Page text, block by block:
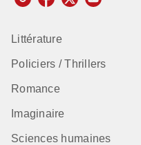
Littérature
Policiers / Thrillers
Romance
Imaginaire
Sciences humaines